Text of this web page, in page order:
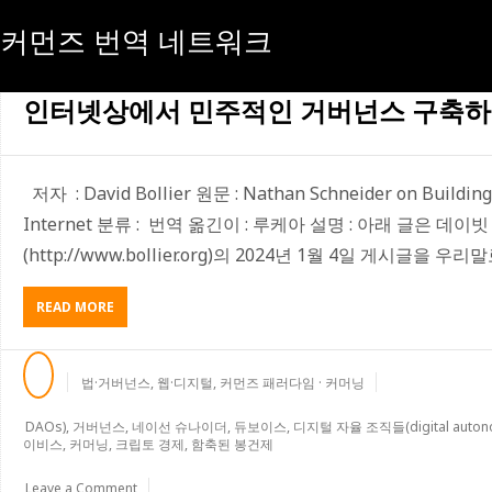
커먼즈 번역 네트워크
[태그:]듀보이스
인터넷상에서 민주적인 거버넌스 구축
저자 : David Bollier 원문 : Nathan Schneider on
Internet 분류 : 번역 옮긴이 : 루케아 설명 : 아래 글은 데이
(http://www.bollier.org)의 2024년 1월 4일 게시글을 우리말
READ MORE
인
터
상
서
민
법·거버넌스, 웹·디지털, 커먼즈 패러다임 · 커머닝
DAOs), 거버넌스,네이선 슈나이더, 듀보이스, 디지털 자율 조직들(digital
이비스, 커머닝, 크립토 경제, 함축된 봉건제
Leave a Comment